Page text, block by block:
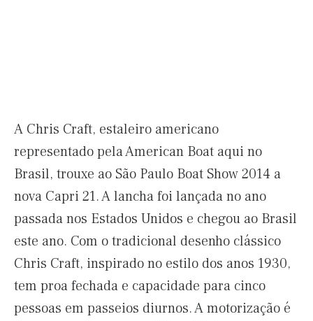
A Chris Craft, estaleiro americano
representado pela American Boat aqui no
Brasil, trouxe ao São Paulo Boat Show 2014 a
nova Capri 21. A lancha foi lançada no ano
passada nos Estados Unidos e chegou ao Brasil
este ano. Com o tradicional desenho clássico
Chris Craft, inspirado no estilo dos anos 1930,
tem proa fechada e capacidade para cinco
pessoas em passeios diurnos. A motorização é